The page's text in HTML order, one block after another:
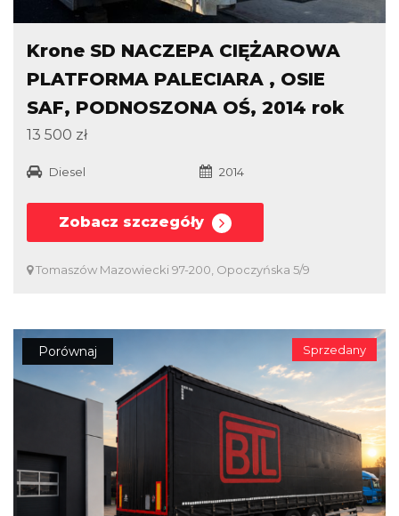
Krone SD NACZEPA CIĘŻAROWA
PLATFORMA PALECIARA , OSIE
SAF, PODNOSZONA OŚ, 2014 rok
13 500 zł
Diesel 2014
Zobacz szczegóły
Tomaszów Mazowiecki 97-200, Opoczyńska 5/9
Sprzedany
Porównaj